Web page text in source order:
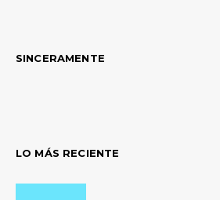
SINCERAMENTE
LO MÁS RECIENTE